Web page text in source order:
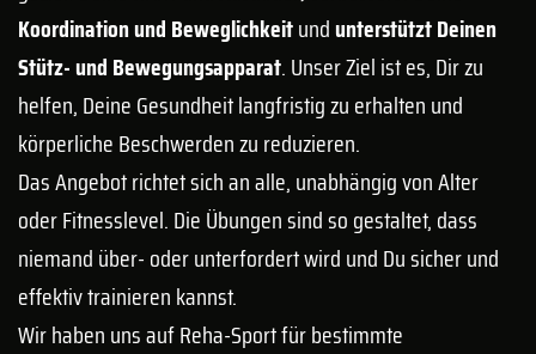
Koordination und Beweglichkeitundunterstützt Deinen
Stütz- und Bewegungsapparat. Unser Ziel ist es, Dir zu
helfen, Deine Gesundheit langfristig zu erhalten und
körperliche Beschwerden zu reduzieren.
Das Angebot richtet sich an alle, unabhängig von Alter
oder Fitnesslevel. Die Übungen sind so gestaltet, dass
niemand über- oder unterfordert wird und Du sicher und
effektiv trainieren kannst.
Wir haben uns auf Reha-Sport für bestimmte